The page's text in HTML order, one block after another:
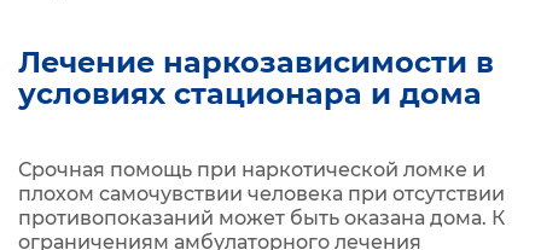
Лечение наркозависимости в
условиях стационара и дома
Срочная помощь при наркотической ломке и
плохом самочувствии человека при отсутствии
противопоказаний может быть оказана дома. К
ограничениям амбулаторного лечения